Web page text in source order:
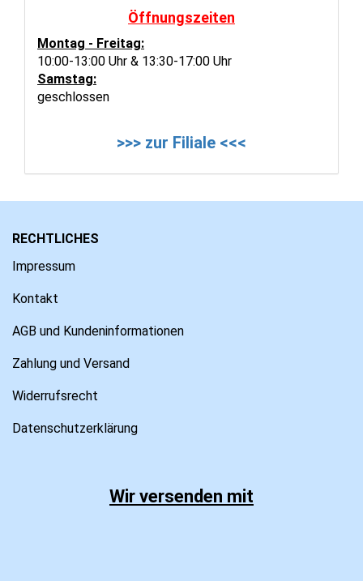
Öffnungszeiten
Montag - Freitag:
10:00-13:00 Uhr & 13:30-17:00 Uhr
Samstag:
geschlossen
>>> zur Filiale <<<
RECHTLICHES
Impressum
Kontakt
AGB und Kundeninformationen
Zahlung und Versand
Widerrufsrecht
Datenschutzerklärung
Wir versenden mit